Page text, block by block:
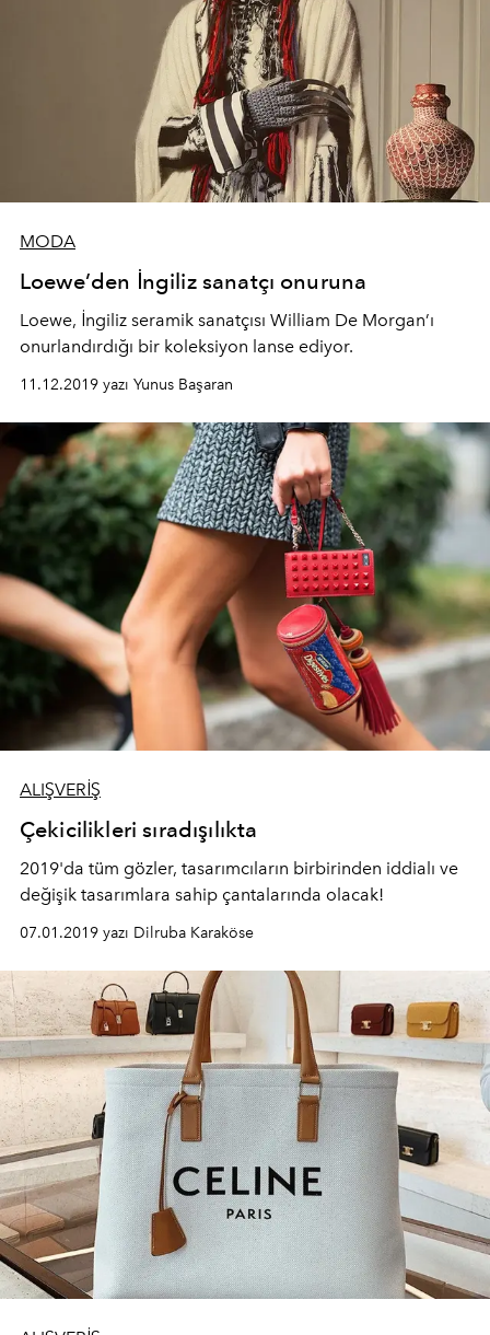
MODA
Loewe’den İngiliz sanatçı onuruna
Loewe, İngiliz seramik sanatçısı William De Morgan’ı
onurlandırdığı bir koleksiyon lanse ediyor.
11.12.2019 yazı Yunus Başaran
ALIŞVERİŞ
Çekicilikleri sıradışılıkta
2019'da tüm gözler, tasarımcıların birbirinden iddialı ve
değişik tasarımlara sahip çantalarında olacak!
07.01.2019 yazı Dilruba Karaköse